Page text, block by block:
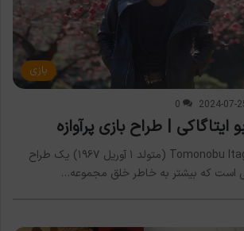
بازی
2024-07-
0
ایتاگاکی | طراح بازی پرآوازه
تومونوبو ایتاگاکی Tomonobu Itagaki (متولد ۱ آوریل ۱۹۶۷) یک طراح
است که بیشتر به خاطر خلق مجموعه…